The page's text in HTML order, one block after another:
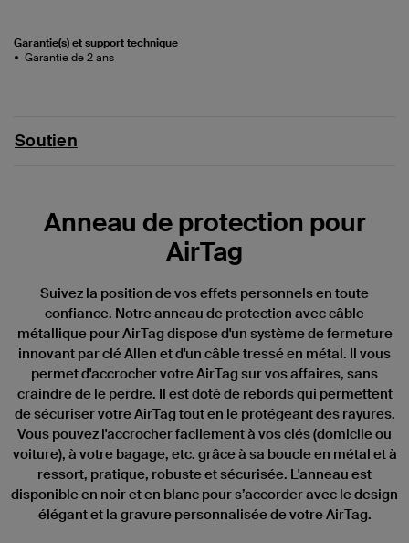
Garantie(s) et support technique
Garantie de 2 ans
Soutien
Anneau de protection pour
AirTag
Suivez la position de vos effets personnels en toute
confiance. Notre anneau de protection avec câble
métallique pour AirTag dispose d'un système de fermeture
innovant par clé Allen et d'un câble tressé en métal. Il vous
permet d'accrocher votre AirTag sur vos affaires, sans
craindre de le perdre. Il est doté de rebords qui permettent
de sécuriser votre AirTag tout en le protégeant des rayures.
Vous pouvez l'accrocher facilement à vos clés (domicile ou
voiture), à votre bagage, etc. grâce à sa boucle en métal et à
ressort, pratique, robuste et sécurisée. L'anneau est
disponible en noir et en blanc pour s’accorder avec le design
élégant et la gravure personnalisée de votre AirTag.